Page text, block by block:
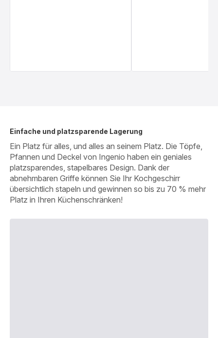
Einfache und platzsparende Lagerung
Ein Platz für alles, und alles an seinem Platz. Die Töpfe,
Pfannen und Deckel von Ingenio haben ein geniales
platzsparendes, stapelbares Design. Dank der
abnehmbaren Griffe können Sie Ihr Kochgeschirr
übersichtlich stapeln und gewinnen so bis zu 70 % mehr
Platz in Ihren Küchenschränken!